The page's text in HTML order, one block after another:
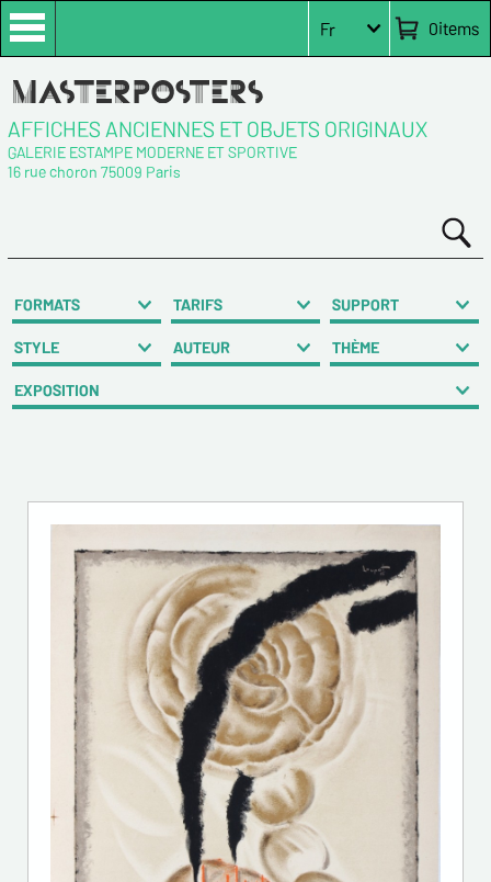
0items
Fr
AFFICHES ANCIENNES ET OBJETS ORIGINAUX
GALERIE ESTAMPE MODERNE ET SPORTIVE
16 rue choron 75009 Paris
FORMATS TARIFS SUPPORT
STYLE AUTEUR THÈME
EXPOSITION